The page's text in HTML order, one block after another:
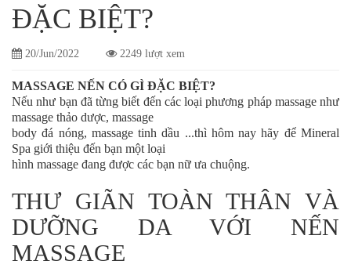
ĐẶC BIỆT?
20/Jun/2022 2249 lượt xem
MASSAGE NẾN CÓ GÌ ĐẶC BIỆT?
Nếu như bạn đã từng biết đến các loại phương pháp massage như
massage thảo dược, massage
body đá nóng, massage tinh dầu ...thì hôm nay hãy để Mineral
Spa giới thiệu đến bạn một loại
hình massage đang được các bạn nữ ưa chuộng.
THƯ GIÃN TOÀN THÂN VÀ
DƯỠNG DA VỚI NẾN
MASSAGE